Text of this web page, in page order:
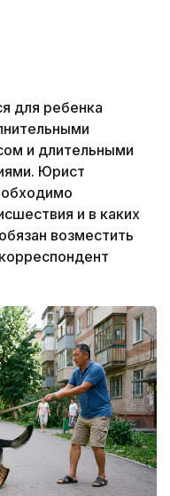
для ребенка
и длительными
Юрист
и в каких
возместить